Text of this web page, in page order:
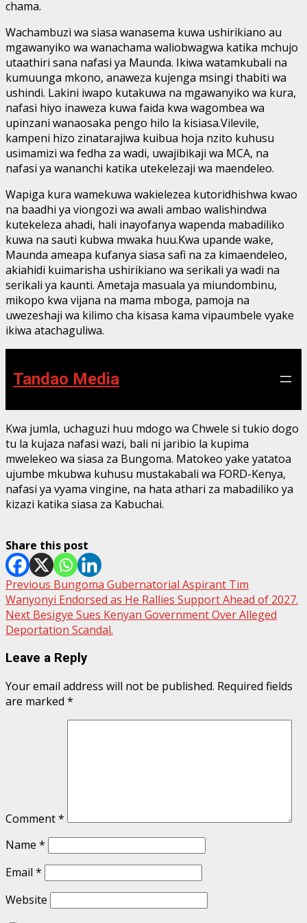
chama.
Wachambuzi wa siasa wanasema kuwa ushirikiano au
mgawanyiko wa wanachama waliobwagwa katika mchujo
utaathiri sana nafasi ya Maunda. Ikiwa watamkubali na
kumuunga mkono, anaweza kujenga msingi thabiti wa
ushindi. Lakini iwapo kutakuwa na mgawanyiko wa kura,
nafasi hiyo inaweza kuwa faida kwa wagombea wa
upinzani wanaosaka pengo hilo la kisiasa.Vilevile,
kampeni hizo zinatarajiwa kuibua hoja nzito kuhusu
usimamizi wa fedha za wadi, uwajibikaji wa MCA, na
nafasi ya wananchi katika utekelezaji wa maendeleo.
Wapiga kura wamekuwa wakielezea kutoridhishwa kwao
na baadhi ya viongozi wa awali ambao walishindwa
kutekeleza ahadi, hali inayofanya wapenda mabadiliko
kuwa na sauti kubwa mwaka huu.Kwa upande wake,
Maunda ameapa kufanya siasa safi na za kimaendeleo,
akiahidi kuimarisha ushirikiano wa serikali ya wadi na
serikali ya kaunti. Ametaja masuala ya miundombinu,
mikopo kwa vijana na mama mboga, pamoja na
uwezeshaji wa kilimo cha kisasa kama vipaumbele vyake
ikiwa atachaguliwa.
Tandao Media
Kwa jumla, uchaguzi huu mdogo wa Chwele si tukio dogo
tu la kujaza nafasi wazi, bali ni jaribio la kupima
mwelekeo wa siasa za Bungoma. Matokeo yake yatatoa
ujumbe mkubwa kuhusu mustakabali wa FORD-Kenya,
nafasi ya vyama vingine, na hata athari za mabadiliko ya
kizazi katika siasa za Kabuchai.
Share this post
Post
navigation
Previous Bungoma Gubernatorial Aspirant Tim
Wanyonyi Endorsed as He Rallies Support Ahead of 2027.
Next Besigye Sues Kenyan Government Over Alleged
Deportation Scandal.
Leave a Reply
Your email address will not be published. Required fields
are marked *
Comment*
Name *
Email *
Website